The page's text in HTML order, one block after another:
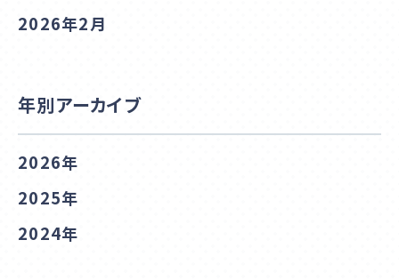
2026年2月
年別アーカイブ
2026年
2025年
2024年